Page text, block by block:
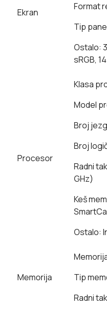
Ekran
Format
Tip
Ostalo:
sRGB,
Procesor
Klasa
Model
Broj
Broj
Radni
GHz)
Keš
Ostalo:
Memorija
Tip
Radni